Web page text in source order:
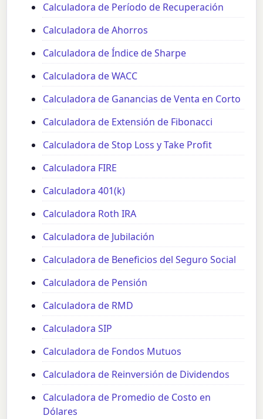
Calculadora de Período de Recuperación
Calculadora de Ahorros
Calculadora de Índice de Sharpe
Calculadora de WACC
Calculadora de Ganancias de Venta en Corto
Calculadora de Extensión de Fibonacci
Calculadora de Stop Loss y Take Profit
Calculadora FIRE
Calculadora 401(k)
Calculadora Roth IRA
Calculadora de Jubilación
Calculadora de Beneficios del Seguro Social
Calculadora de Pensión
Calculadora de RMD
Calculadora SIP
Calculadora de Fondos Mutuos
Calculadora de Reinversión de Dividendos
Calculadora de Promedio de Costo en
Dólares